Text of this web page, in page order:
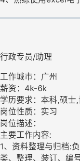
行政专员/助理
工作城市：广州
薪资：4k-6k
学历要求：本科,硕士
岗位性质：实习
岗位描述：
主要工作内容:
1、资料整理与归档:
类、整理、装订、编